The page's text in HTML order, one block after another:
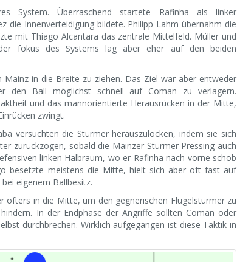
System. Überraschend startete Rafinha als linker
die Innenverteidigung bildete. Philipp Lahm übernahm die
mit Thiago Alcantara das zentrale Mittelfeld. Müller und
fokus des Systems lag aber eher auf den beiden
in die Breite zu ziehen. Das Ziel war aber entweder
den Ball möglichst schnell auf Coman zu verlagern.
und das mannorientierte Herausrücken in der Mitte,
zwingt.
versuchten die Stürmer herauszulocken, indem sie sich
zurückzogen, sobald die Mainzer Stürmer Pressing auch
linken Halbraum, wo er Rafinha nach vorne schob
besetzte meistens die Mitte, hielt sich aber oft fast auf
eigenem Ballbesitz.
in die Mitte, um den gegnerischen Flügelstürmer zu
In der Endphase der Angriffe sollten Coman oder
durchbrechen. Wirklich aufgegangen ist diese Taktik in